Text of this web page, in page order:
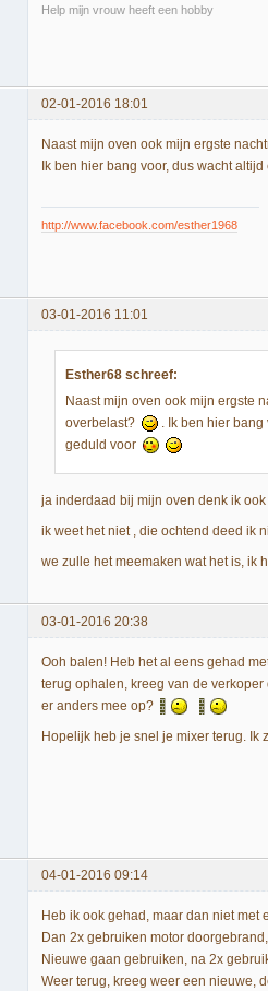
Help mijn vrouw heeft een hobby
02-01-2016 18:01
Naast mijn oven ook mijn ergste
Ik ben hier bang voor, dus wacht
http://www.facebook.com/esther1968
03-01-2016 11:01
Esther68 schreef:
Naast mijn oven ook mijn ergste
overbelast?
. Ik ben hier
geduld voor
ja inderdaad bij mijn oven denk ik
ik weet het niet , die ochtend deed ik
we zulle het meemaken wat het is, ik
03-01-2016 20:38
Ooh balen! Heb het al eens gehad
terug ophalen, kreeg van de
er anders mee op?
Hopelijk heb je snel je mixer terug. Ik
04-01-2016 09:14
Heb ik ook gehad, maar dan niet met
Dan 2x gebruiken motor
Nieuwe gaan gebruiken, na 2x
Weer terug, kreeg weer een nieuwe,